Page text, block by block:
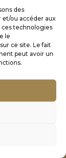
des
et/ou accéder aux
ces technologies
le
ce site. Le fait
peut avoir un